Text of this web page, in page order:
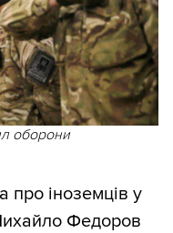
оборони
іноземців у
Федоров